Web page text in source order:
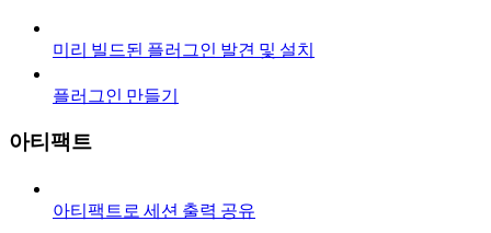
미리 빌드된 플러그인 발견 및 설치
플러그인 만들기
아티팩트
아티팩트로 세션 출력 공유